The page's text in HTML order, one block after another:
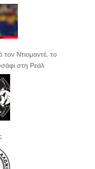
Ντιομαντέ, το
στη Ρεάλ